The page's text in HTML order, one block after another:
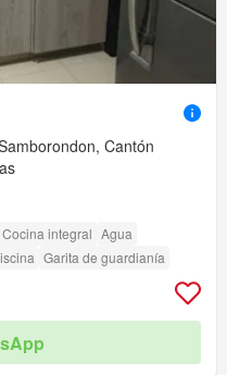
Cantón
Cocina integral Agua
Garita de guardianía